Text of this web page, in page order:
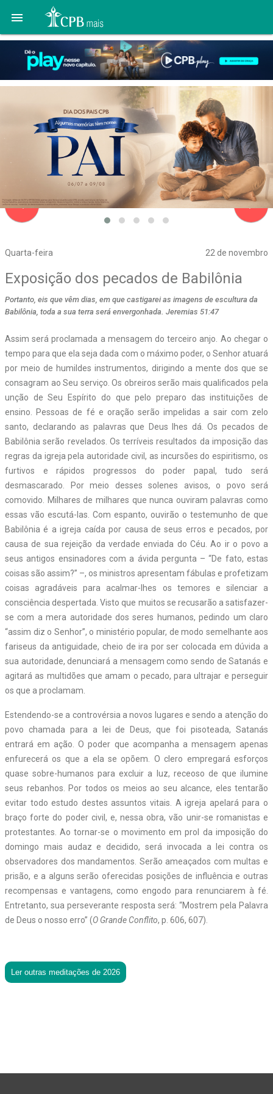

Quarta-feira 22 de novembro
navigate_before
Exposição dos pecados de Babilônia
Portanto, eis que vêm dias, em que castigarei as imagens de escultura da
Babilônia, toda a sua terra será envergonhada. Jeremias 51:47
Assim será proclamada a mensagem do terceiro anjo. Ao chegar o
tempo para que ela seja dada com o máximo poder, o Senhor atuará
por meio de humildes instrumentos, dirigindo a mente dos que se
consagram ao Seu serviço. Os obreiros serão mais qualificados pela
unção de Seu Espírito do que pelo preparo das instituições de
ensino. Pessoas de fé e oração serão impelidas a sair com zelo
santo, declarando as palavras que Deus lhes dá. Os pecados de
Babilônia serão revelados. Os terríveis resultados da imposição das
regras da igreja pela autoridade civil, as incursões do espiritismo, os
furtivos e rápidos progressos do poder papal, tudo será
desmascarado. Por meio desses solenes avisos, o povo será
comovido. Milhares de milhares que nunca ouviram palavras como
essas vão escutá-las. Com espanto, ouvirão o testemunho de que
Babilônia é a igreja caída por causa de seus erros e pecados, por
causa de sua rejeição da verdade enviada do Céu. Ao ir o povo a
seus antigos ensinadores com a ávida pergunta – “De fato, estas
coisas são assim?” –, os ministros apresentam fábulas e profetizam
coisas agradáveis para acalmar-lhes os temores e silenciar a
consciência despertada. Visto que muitos se recusarão a satisfazer-
se com a mera autoridade dos seres humanos, pedindo um claro
“assim diz o Senhor”, o ministério popular, de modo semelhante aos
fariseus da antiguidade, cheio de ira por ser colocada em dúvida a
sua autoridade, denunciará a mensagem como sendo de Satanás e
agitará as multidões que amam o pecado, para ultrajar e perseguir
os que a proclamam.
Estendendo-se a controvérsia a novos lugares e sendo a atenção do
povo chamada para a lei de Deus, que foi pisoteada, Satanás
entrará em ação. O poder que acompanha a mensagem apenas
enfurecerá os que a ela se opõem. O clero empregará esforços
quase sobre-humanos para excluir a luz, receoso de que ilumine
seus rebanhos. Por todos os meios ao seu alcance, eles tentarão
evitar todo estudo destes assuntos vitais. A igreja apelará para o
braço forte do poder civil, e, nessa obra, vão unir-se romanistas e
protestantes. Ao tornar-se o movimento em prol da imposição do
domingo mais audaz e decidido, será invocada a lei contra os
observadores dos mandamentos. Serão ameaçados com multas e
prisão, e a alguns serão oferecidas posições de influência e outras
recompensas e vantagens, como engodo para renunciarem à fé.
Entretanto, sua perseverante resposta será: “Mostrem pela Palavra
de Deus o nosso erro” (O Grande Conflito, p. 606, 607).
Ler outras meditações de 2026
navigate_next